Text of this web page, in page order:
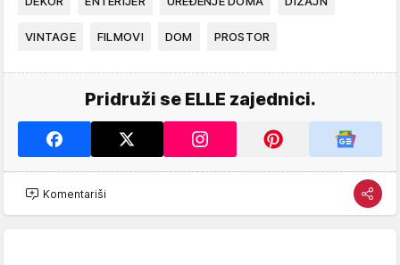
VINTAGE FILMOVI DOM PROSTOR
Pridruži se ELLE zajednici.
Komentariši